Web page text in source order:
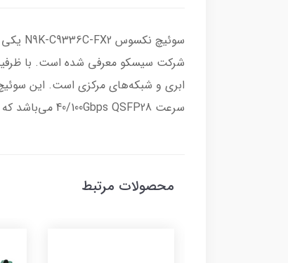
سرعت 40/100Gbps QSFP28 می‌باشد که این امکان را به سوئیچ می‌دهد تا بسته‌های دیتا را با سرعت و کیفیت بالا بین دستگاه‌ها انتقال دهد.
محصولات مرتبط